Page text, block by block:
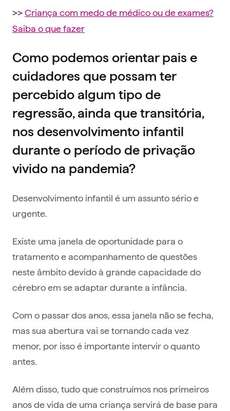
>> Criança com medo de médico ou de exames?
Saiba o que fazer
Como podemos orientar pais e
cuidadores que possam ter
percebido algum tipo de
regressão, ainda que transitória,
nos desenvolvimento infantil
durante o período de privação
vivido na pandemia?
Desenvolvimento infantil é um assunto sério e
urgente.
Existe uma janela de oportunidade para o
tratamento e acompanhamento de questões
neste âmbito devido à grande capacidade do
cérebro em se adaptar durante a infância.
Com o passar dos anos, essa janela não se fecha,
mas sua abertura vai se tornando cada vez
menor, por isso é importante intervir o quanto
antes.
Além disso, tudo que construímos nos primeiros
anos de vida de uma criança servirá de base para